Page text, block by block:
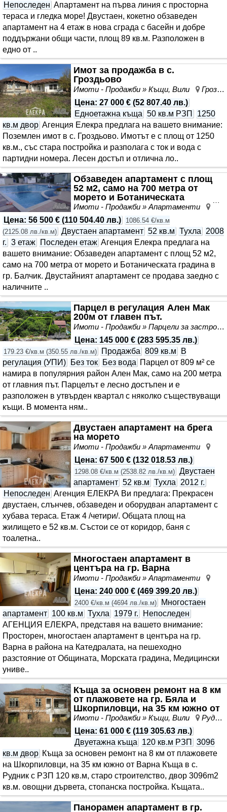
Непоследен Апартамент на първа линия с просторна
тераса и гледка море! Двустаен, кокетно обзаведен
апартамент на 4 етаж в нова сграда с басейн и добре
поддържани общи части, площ 89 кв.м. Разположен в
едно от ..
Имот за продажба в с.
Гроздьово
Имоти - Продажби » Къщи, Вили
Гроздьово, област Варна
Цена: 27 000 € (52 807.40 лв.)
Едноетажна къща 50 кв.м РЗП
1250
кв.м двор Агенция Елекра предлага на вашето внимание:
Поземлен имот в с. Гроздьово. Имотът е с площ от 1250
кв.м., със стара постройка и разполага с ток и вода с
партидни номера. Лесен достъп и отлична ло..
Обзаведен апартамент с площ
52 м2, само на 700 метра от
морето и Ботаническата
градина в гр. Балчик.
Имоти - Продажби » Апартаменти
Цена: 56 500 € (110 504.40 лв.)
1086.54 €/кв.м
(2125.08 лв./кв.м) Двустаен апартамент 52 кв.м Тухла
2008
г. 3 етаж Последен етаж Агенция Елекра предлага на
вашето внимание: Обзаведен апартамент с площ 52 м2,
само на 700 метра от морето и Ботаническата градина в
гр. Балчик. Двустайният апартамент се продава заедно с
наличните ..
Парцел в регулация Ален Мак
200м от главен път.
Имоти - Продажби » Парцели за застрояване, Инвестиционни проекти
Цена: 145 000 € (283 595.35 лв.)
179.23 €/кв.м (350.55 лв./кв.м) Продажба 809 кв.м
В
регулация (УПИ)
Без ток Без вода Парцел от 809 м² се
намира в популярния район Ален Мак, само на 200 метра
от главния път. Парцелът е лесно достъпен и е
разположен в утвърден квартал с няколко съществуващи
къщи. В момента ням..
Двустаен апартамент на брега
на морето
Имоти - Продажби » Апартаменти
Цена: 67 500 € (132 018.53 лв.)
1298.08 €/кв.м (2538.82 лв./кв.м) Двустаен
апартамент 52 кв.м Тухла
2012 г.
Непоследен Агенция ЕЛЕКРА Ви предлага: Прекрасен
двустаен, слънчев, обзаведен и оборудван апартамент с
хубава тераса. Етаж 4 /четири/. Общата площ на
жилището е 52 кв.м. Състои се от коридор, баня с
тоалетна..
Многостаен апартамент в
центъра на гр. Варна
Имоти - Продажби » Апартаменти
Цена: 240 000 € (469 399.20 лв.)
2400 €/кв.м (4694 лв./кв.м)
Многостаен
апартамент 100 кв.м Тухла 1979 г.
Непоследен
АГЕНЦИЯ ЕЛЕКРА, представя на вашето внимание:
Просторен, многостаен апартамент в центъра на гр.
Варна в района на Катедралата, на пешеходно
разстояние от Общината, Морската градина, Медицински
униве..
Къща за основен ремонт на 8 км
от плажовете на гр. Бяла и
Шкорпиловци, на 35 км южно от
Варна
Имоти - Продажби » Къщи, Вили
Рудник, област Варна
Цена: 61 000 € (119 305.63 лв.)
Двуетажна къща
120 кв.м РЗП
3096
кв.м двор Къща за основен ремонт на 8 км от плажовете
на Шкорпиловци, на 35 км южно от Варна Къща в с.
Рудник с РЗП 120 кв.м, старо строителство, двор 3096m2
кв.м. овощни дървета, стопанска постройка. Къщата..
Панорамен апартамент в гр.